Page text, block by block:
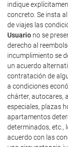
indique
concreto. Se insta al
de viajes las
Usuario no se
derecho al
incumplimiento se
un acuerdo
contratación de
a condiciones
chárter, autocares,
especiales, plazas
apartamentos
determinados, etc.,
acuerdo con las